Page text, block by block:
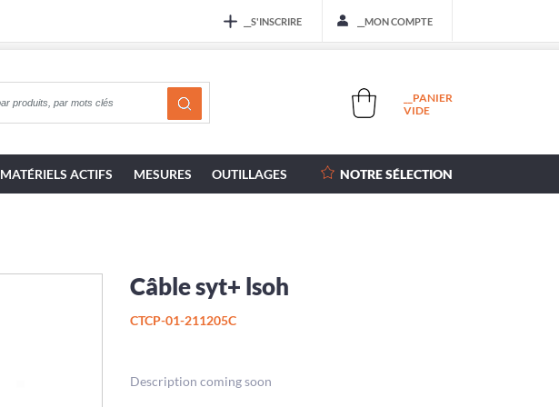
__S'INSCRIRE __MON COMPTE
__PANIER
VIDE
MATÉRIELS ACTIFS MESURES OUTILLAGES NOTRE SÉLECTION
Câble syt+ lsoh
CTCP-01-211205C
Description coming soon